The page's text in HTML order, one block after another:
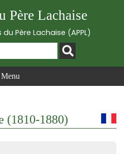
Père Lachaise
Père Lachaise (APPL)
Menu
(1810-1880)